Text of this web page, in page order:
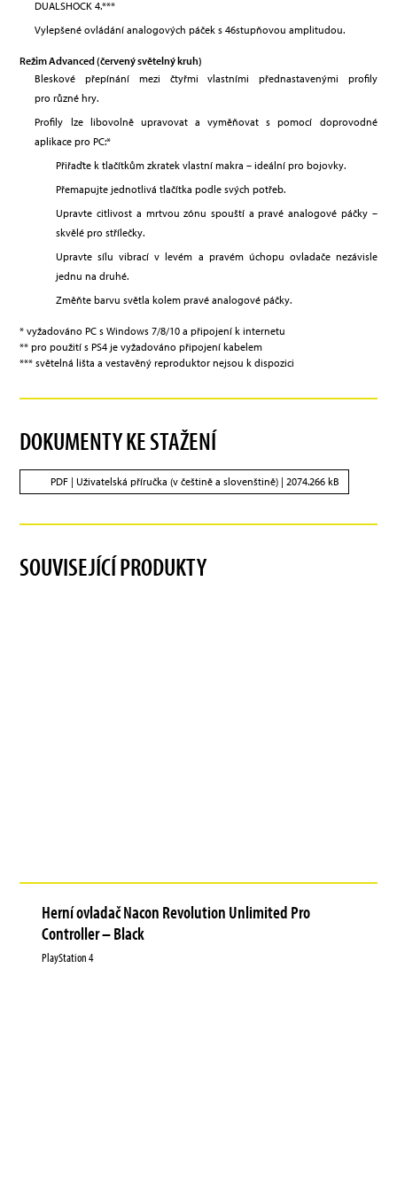
DUALSHOCK 4.***
Vylepšené ovládání analogových páček s 46stupňovou amplitudou.
Režim Advanced (červený světelný kruh)
Bleskové přepínání mezi čtyřmi vlastními přednastavenými profily
pro různé hry.
Profily lze libovolně upravovat a vyměňovat s pomocí doprovodné
aplikace pro PC:*
Přiřaďte k tlačítkům zkratek vlastní makra – ideální pro bojovky.
Přemapujte jednotlivá tlačítka podle svých potřeb.
Upravte citlivost a mrtvou zónu spouští a pravé analogové páčky –
skvělé pro střílečky.
Upravte sílu vibrací v levém a pravém úchopu ovladače nezávisle
jednu na druhé.
Změňte barvu světla kolem pravé analogové páčky.
* vyžadováno PC s Windows 7/8/10 a připojení k internetu
** pro použití s PS4 je vyžadováno připojení kabelem
*** světelná lišta a vestavěný reproduktor nejsou k dispozici
DOKUMENTY KE STAŽENÍ
PDF |Uživatelská příručka (v češtině a slovenštině) | 2074.266 kB
SOUVISEJÍCÍ PRODUKTY
Herní ovladač Nacon Revolution Unlimited Pro
Controller – Black
PlayStation 4